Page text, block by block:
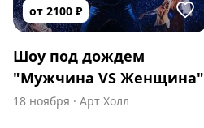
от 2100 ₽
Шоу под дождем
"Мужчина VS Женщина"
18 ноября · Арт Холл